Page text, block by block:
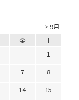
> 9月
金
土
1
7
8
14
15